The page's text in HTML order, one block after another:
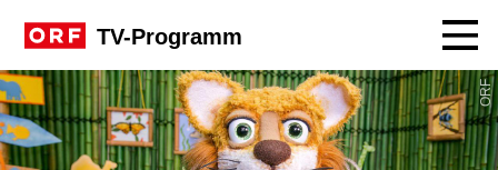
TV-Programm
ORF